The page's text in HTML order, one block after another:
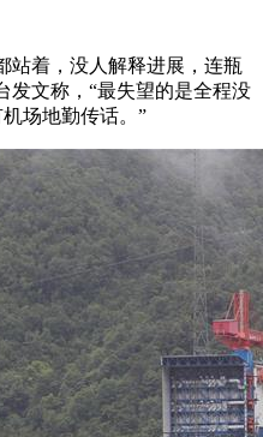
站着，没人解释进展，连瓶
发文称，“最失望的是全程没
场地勤传话。”